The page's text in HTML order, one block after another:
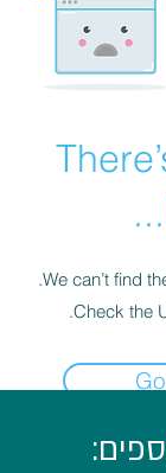
We can’t find
Check the